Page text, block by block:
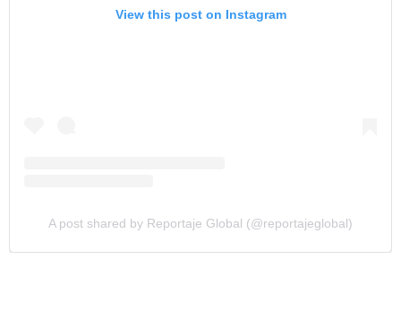
View this post on Instagram
A post shared by Reportaje Global (@reportajeglobal)